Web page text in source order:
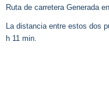
Ruta de carretera Generada
La distancia entre estos dos
h 11 min.